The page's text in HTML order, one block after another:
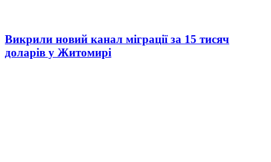
Викрили новий канал міграції за 15 тисяч
доларів у Житомирі